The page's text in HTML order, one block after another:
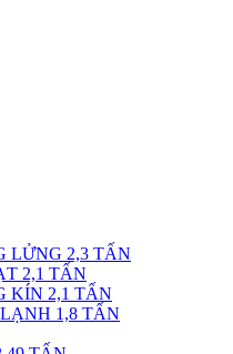
LỬNG 2,3 TẤN
2,1 TẤN
KÍN 2,1 TẤN
1,8 TẤN